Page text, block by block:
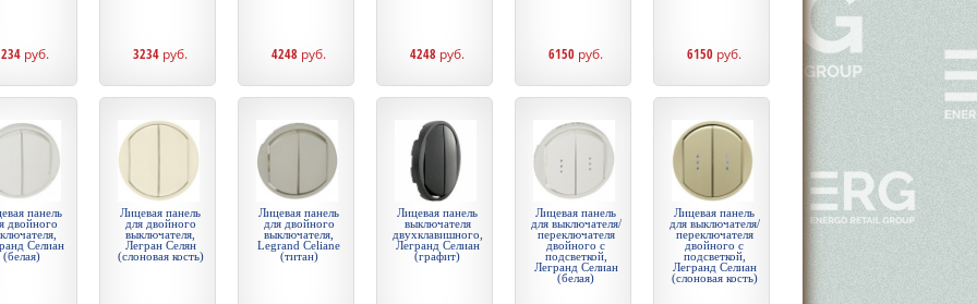
руб. 3234 руб. 4248 руб. 4248 руб. 6150 руб. 6150 руб.
панель
двойного
Селиан
(белая)
Лицевая панель
для двойного
выключателя,
Легран Селян
(слоновая кость)
Лицевая панель
для двойного
выключателя,
Legrand Celiane
(титан)
Лицевая панель
выключателя
двухклавишного,
Легранд Селиан
(графит)
Лицевая панель
для выключателя/
переключателя
двойного с
подсветкой,
Легранд Селиан
(белая)
Лицевая панель
для выключателя/
переключателя
двойного с
подсветкой,
Легранд Селиан
(слоновая кость)